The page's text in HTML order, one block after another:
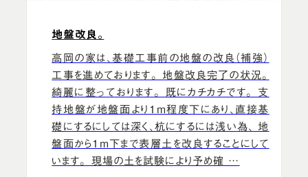
地盤改良。
高岡の家は、基礎工事前の地盤の改良（補強）
工事を進めております。 地盤改良完了の状況。
綺麗に整っております。 既にカチカチです。 支
持地盤が地盤面より1ｍ程度下にあり、直接基
礎にするにしては深く、杭にするには浅い為、 地
盤面から1ｍ下まで表層土を改良することにして
います。 現場の土を試験により予め確 …